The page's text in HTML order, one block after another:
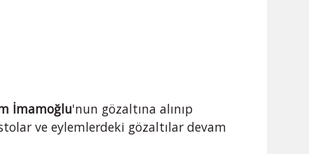
İmamoğlu'nun gözaltına alınıp
ve eylemlerdeki gözaltılar devam